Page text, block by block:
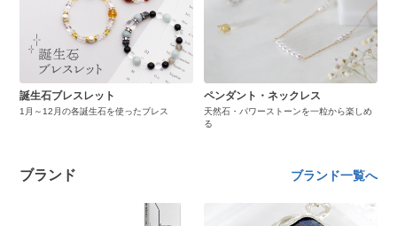
誕生石ブレスレット
1月～12月の各誕生石を使ったブレス
ペンダント・ネックレス
天然石・パワーストーンを一粒から楽しめ
る
ブランド ブランド一覧へ